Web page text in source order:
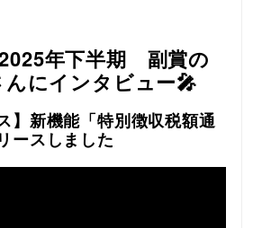
2025年下半期 副賞の
にインタビュー🎤
】新機能「特別徴収税額通
ースしました